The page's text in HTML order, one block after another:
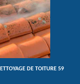
DE TOITURE 59